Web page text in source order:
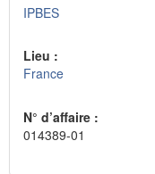
IPBES
Lieu :
France
N° d’affaire :
014389-01